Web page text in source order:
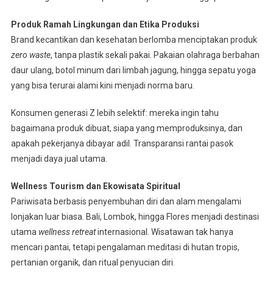
Produk Ramah Lingkungan dan Etika Produksi
Brand kecantikan dan kesehatan berlomba menciptakan produk
zero waste, tanpa plastik sekali pakai. Pakaian olahraga berbahan
daur ulang, botol minum dari limbah jagung, hingga sepatu yoga
yang bisa terurai alami kini menjadi norma baru.
Konsumen generasi Z lebih selektif: mereka ingin tahu
bagaimana produk dibuat, siapa yang memproduksinya, dan
apakah pekerjanya dibayar adil. Transparansi rantai pasok
menjadi daya jual utama.
Wellness Tourism dan Ekowisata Spiritual
Pariwisata berbasis penyembuhan diri dan alam mengalami
lonjakan luar biasa. Bali, Lombok, hingga Flores menjadi destinasi
utama wellness retreatinternasional. Wisatawan tak hanya
mencari pantai, tetapi pengalaman meditasi di hutan tropis,
pertanian organik, dan ritual penyucian diri.